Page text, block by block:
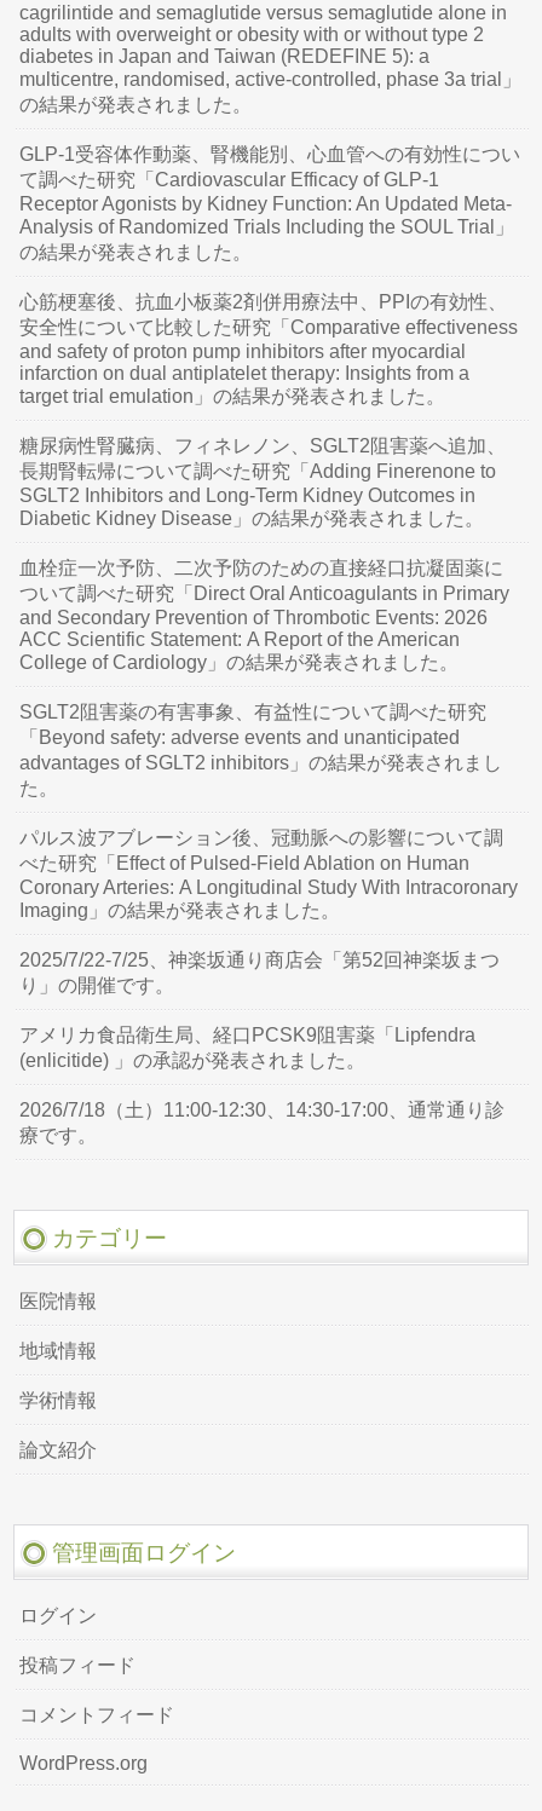
cagrilintide and semaglutide versus semaglutide alone in
adults with overweight or obesity with or without type 2
diabetes in Japan and Taiwan (REDEFINE 5): a
multicentre, randomised, active-controlled, phase 3a trial」
の結果が発表されました。
GLP-1受容体作動薬、腎機能別、心血管への有効性につい
て調べた研究「Cardiovascular Efficacy of GLP-1
Receptor Agonists by Kidney Function: An Updated Meta-
Analysis of Randomized Trials Including the SOUL Trial」
の結果が発表されました。
心筋梗塞後、抗血小板薬2剤併用療法中、PPIの有効性、
安全性について比較した研究「Comparative effectiveness
and safety of proton pump inhibitors after myocardial
infarction on dual antiplatelet therapy: Insights from a
target trial emulation」の結果が発表されました。
糖尿病性腎臓病、フィネレノン、SGLT2阻害薬へ追加、
長期腎転帰について調べた研究「Adding Finerenone to
SGLT2 Inhibitors and Long-Term Kidney Outcomes in
Diabetic Kidney Disease」の結果が発表されました。
血栓症一次予防、二次予防のための直接経口抗凝固薬に
ついて調べた研究「Direct Oral Anticoagulants in Primary
and Secondary Prevention of Thrombotic Events: 2026
ACC Scientific Statement: A Report of the American
College of Cardiology」の結果が発表されました。
SGLT2阻害薬の有害事象、有益性について調べた研究
「Beyond safety: adverse events and unanticipated
advantages of SGLT2 inhibitors」の結果が発表されまし
た。
パルス波アブレーション後、冠動脈への影響について調
べた研究「Effect of Pulsed-Field Ablation on Human
Coronary Arteries: A Longitudinal Study With Intracoronary
Imaging」の結果が発表されました。
2025/7/22-7/25、神楽坂通り商店会「第52回神楽坂まつ
り」の開催です。
アメリカ食品衛生局、経口PCSK9阻害薬「Lipfendra
(enlicitide) 」の承認が発表されました。
2026/7/18（土）11:00-12:30、14:30-17:00、通常通り診
療です。
カテゴリー
医院情報
地域情報
学術情報
論文紹介
管理画面ログイン
ログイン
投稿フィード
コメントフィード
WordPress.org